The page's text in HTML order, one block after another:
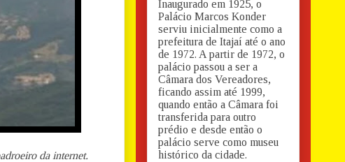
da internet.
Inaugurado em 1925, o
Palácio Marcos Konder
serviu inicialmente como a
prefeitura de Itajaí até o ano
de 1972. A partir de 1972, o
palácio passou a ser a
Câmara dos Vereadores,
ficando assim até 1999,
quando então a Câmara foi
transferida para outro
prédio e desde então o
palácio serve como museu
histórico da cidade.